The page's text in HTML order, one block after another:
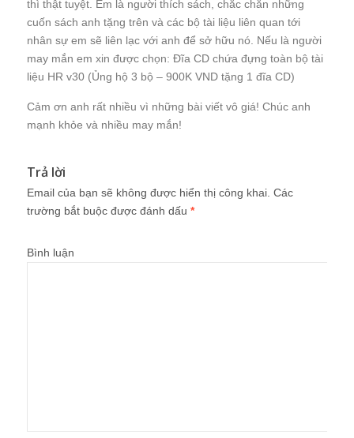
thì thật tuyệt. Em là người thích sách, chắc chắn những
cuốn sách anh tặng trên và các bộ tài liệu liên quan tới
nhân sự em sẽ liên lạc với anh để sở hữu nó. Nếu là người
may mắn em xin được chọn: Đĩa CD chứa đựng toàn bộ tài
liệu HR v30 (Ủng hộ 3 bộ – 900K VND tặng 1 đĩa CD)
Cảm ơn anh rất nhiều vì những bài viết vô giá! Chúc anh
mạnh khỏe và nhiều may mắn!
Trả lời
Email của bạn sẽ không được hiển thị công khai. Các
trường bắt buộc được đánh dấu *
Bình luận